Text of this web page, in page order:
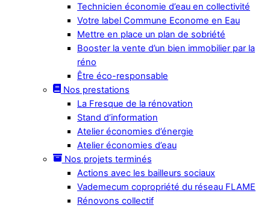
Technicien économie d’eau en collectivité
Votre label Commune Econome en Eau
Mettre en place un plan de sobriété
Booster la vente d’un bien immobilier par la
réno
Être éco-responsable
Nos prestations
La Fresque de la rénovation
Stand d’information
Atelier économies d’énergie
Atelier économies d’eau
Nos projets terminés
Actions avec les bailleurs sociaux
Vademecum copropriété du réseau FLAME
Rénovons collectif